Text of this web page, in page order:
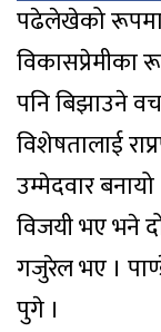
पढेलेखेको रूपमा
विकासप्रेमीका
पनि बिझाउने
विशेषतालाई
उम्मेदवार
विजयी भए भने
गजुरेल भए ।
पुगे ।